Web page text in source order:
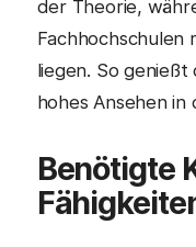
der Theorie,
Fachhochschulen
liegen. So genießt
hohes Ansehen
Benötigte